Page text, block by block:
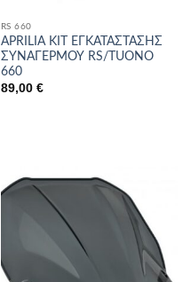
RS 660
APRILIA ΚΙΤ ΕΓΚΑΤΑΣΤΑΣΗΣ
ΣΥΝΑΓΕΡΜΟΥ RS/TUONO
660
89,00 €